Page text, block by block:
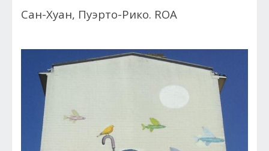
Сан-Хуан, Пуэрто-Рико. ROA